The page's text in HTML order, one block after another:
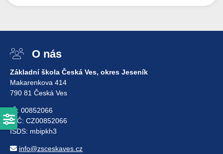
O nás
Základní škola Česká Ves, okres Jeseník
Makarenkova 414
790 81 Česká Ves
IČ: 00852066
DIČ: CZ00852066
ISDS: mbipkh3
info@zsceskaves.cz